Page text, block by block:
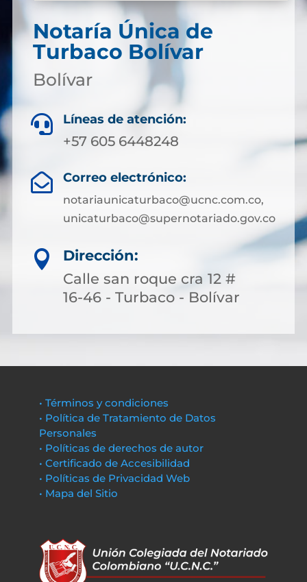
Notaría Única de
Turbaco Bolívar
Bolívar
 Líneas de atención:
+57 605 6448248
 Correo electrónico:
notariaunicaturbaco@ucnc.com.co,
unicaturbaco@supernotariado.gov.co

Dirección:
Calle san roque cra 12 #
16-46 - Turbaco - Bolívar
• Términos y condiciones
• Política de Tratamiento de Datos
Personales
• Políticas de derechos de autor
• Certificado de Accesibilidad
• Políticas de Privacidad Web
• Mapa del Sitio